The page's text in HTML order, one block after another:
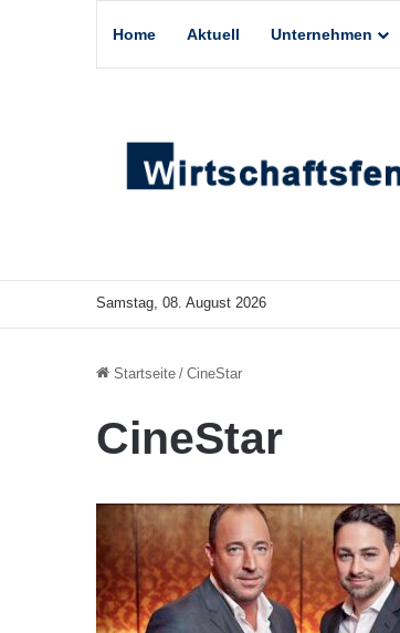
Home Aktuell Unternehmen
Samstag, 08. August 2026
Startseite / CineStar
CineStar